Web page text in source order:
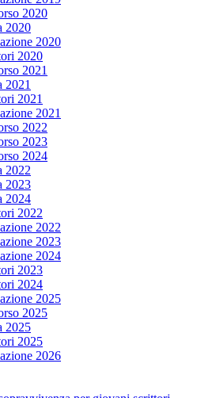
2020
2020
2020
2020
2021
2021
2021
2021
2022
2023
2024
2022
2023
2024
2022
2022
2023
2024
2023
2024
2025
2025
2025
2025
2026